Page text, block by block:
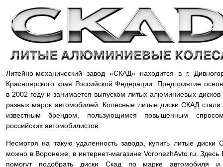
Литейно-механический завод «СКАД» находится в г.
Красноярского края Российской Федерации. Предприятие
в 2002 году и занимается выпуском литых алюминиевых дисков
разных марок автомобилей. Колесные литые диски СКАД стали
известным брендом, пользующимся повышенным
российских автомобилистов.
Несмотря на такую удаленность завода, купить литые диски
можно в Воронеже, в интернет-магазине VoronezhAvto.ru. Здесь
помогут подобрать диски Скад по марке автомобиля